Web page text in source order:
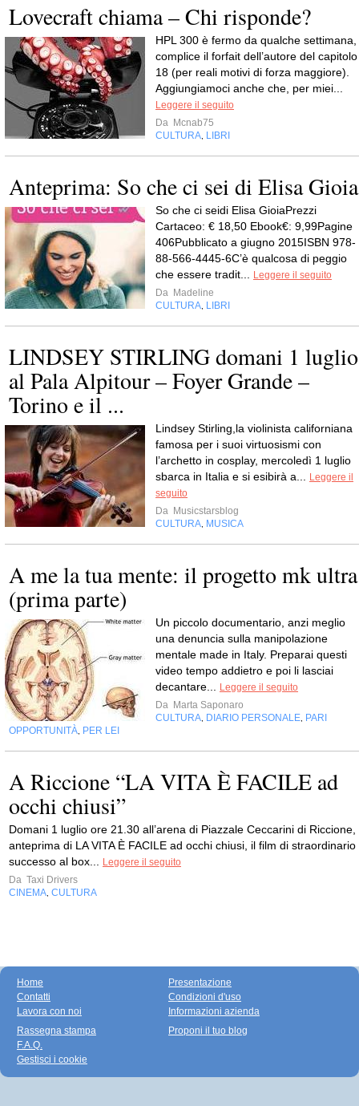
Lovecraft chiama – Chi risponde?
HPL 300 è fermo da qualche settimana,
complice il forfait dell’autore del capitolo
18 (per reali motivi di forza maggiore).
Aggiungiamoci anche che, per miei...
Leggere il seguito
Da Mcnab75
CULTURA, LIBRI
Anteprima: So che ci sei di Elisa Gioia
So che ci seidi Elisa GioiaPrezzi
Cartaceo: € 18,50 Ebook€: 9,99Pagine
406Pubblicato a giugno 2015ISBN 978-
88-566-4445-6C’è qualcosa di peggio
che essere tradit... Leggere il seguito
Da Madeline
CULTURA, LIBRI
LINDSEY STIRLING domani 1 luglio
al Pala Alpitour – Foyer Grande –
Torino e il ...
Lindsey Stirling,la violinista californiana
famosa per i suoi virtuosismi con
l’archetto in cosplay, mercoledì 1 luglio
sbarca in Italia e si esibirà a... Leggere il
seguito
Da Musicstarsblog
CULTURA, MUSICA
A me la tua mente: il progetto mk ultra
(prima parte)
Un piccolo documentario, anzi meglio
una denuncia sulla manipolazione
mentale made in Italy. Preparai questi
video tempo addietro e poi li lasciai
decantare... Leggere il seguito
Da Marta Saponaro
CULTURA, DIARIO PERSONALE, PARI
OPPORTUNITÀ, PER LEI
A Riccione “LA VITA È FACILE ad
occhi chiusi”
Domani 1 luglio ore 21.30 all’arena di Piazzale Ceccarini di Riccione,
anteprima di LA VITA È FACILE ad occhi chiusi, il film di straordinario
successo al box... Leggere il seguito
Da Taxi Drivers
CINEMA, CULTURA
Home
Contatti
Lavora con noi
Presentazione
Condizioni d'uso
Informazioni azienda
Rassegna stampa
F.A.Q.
Gestisci i cookie
Proponi il tuo blog